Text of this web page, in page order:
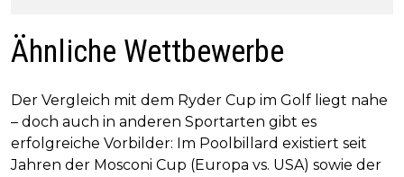
Ähnliche Wettbewerbe
Der Vergleich mit dem Ryder Cup im Golf liegt nahe
– doch auch in anderen Sportarten gibt es
erfolgreiche Vorbilder: Im Poolbillard existiert seit
Jahren der Mosconi Cup (Europa vs. USA) sowie der